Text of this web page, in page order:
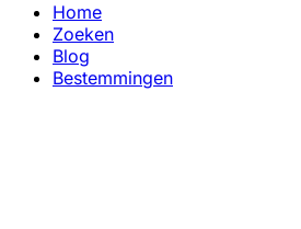
Home
Zoeken
Blog
Bestemmingen